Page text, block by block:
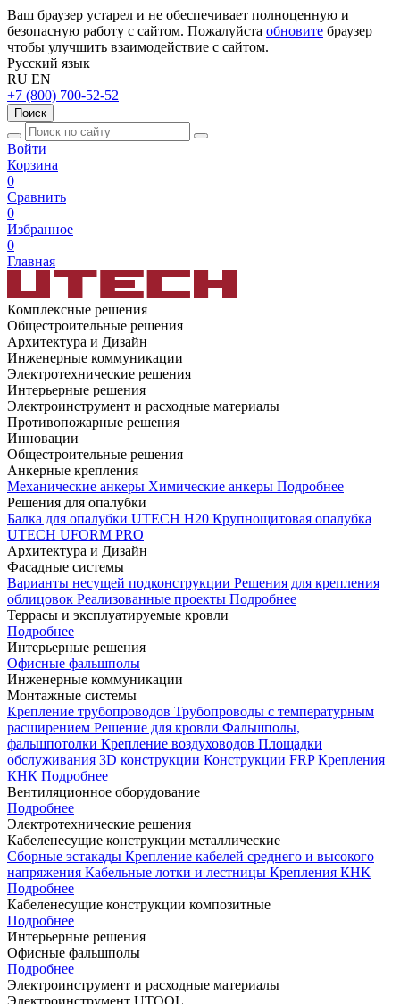
Ваш браузер устарел и не обеспечивает полноценную и
безопасную работу с сайтом. Пожалуйста обновите браузер
чтобы улучшить взаимодействие с сайтом.
Русский язык
RU EN
+7 (800) 700-52-52
Поиск
Войти
Корзина
0
Сравнить
0
Избранное
0
Главная
Комплексные решения
Общестроительные решения
Архитектура и Дизайн
Инженерные коммуникации
Электротехнические решения
Интерьерные решения
Электроинструмент и расходные материалы
Противопожарные решения
Инновации
Общестроительные решения
Анкерные крепления
Механические анкеры Химические анкеры Подробнее
Решения для опалубки
Балка для опалубки UTECH H20 Крупнощитовая опалубка
UTECH UFORM PRO
Архитектура и Дизайн
Фасадные системы
Варианты несущей подконструкции Решения для крепления
облицовок Реализованные проекты Подробнее
Террасы и эксплуатируемые кровли
Подробнее
Интерьерные решения
Офисные фальшполы
Инженерные коммуникации
Монтажные системы
Крепление трубопроводов Трубопроводы с температурным
расширением Решение для кровли Фальшполы,
фальшпотолки Крепление воздуховодов Площадки
обслуживания 3D конструкции Конструкции FRPКрепления
КНК Подробнее
Вентиляционное оборудование
Подробнее
Электротехнические решения
Кабеленесущие конструкции металлические
Сборные эстакады Крепление кабелей среднего и высокого
напряжения Кабельные лотки и лестницы Крепления КНК
Подробнее
Кабеленесущие конструкции композитные
Подробнее
Интерьерные решения
Офисные фальшполы
Подробнее
Электроинструмент и расходные материалы
Электроинструмент UTOOL